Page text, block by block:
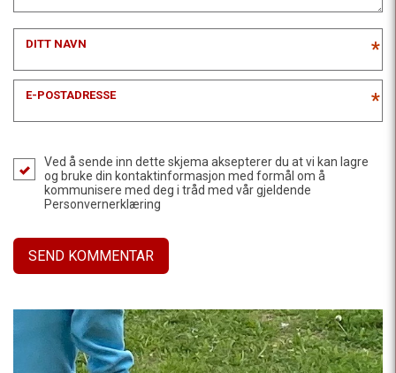
DITT NAVN *
E-POSTADRESSE *
Ved å sende inn dette skjema aksepterer du at vi kan lagre
og bruke din kontaktinformasjon med formål om å
kommunisere med deg i tråd med vår gjeldende
Personvernerklæring